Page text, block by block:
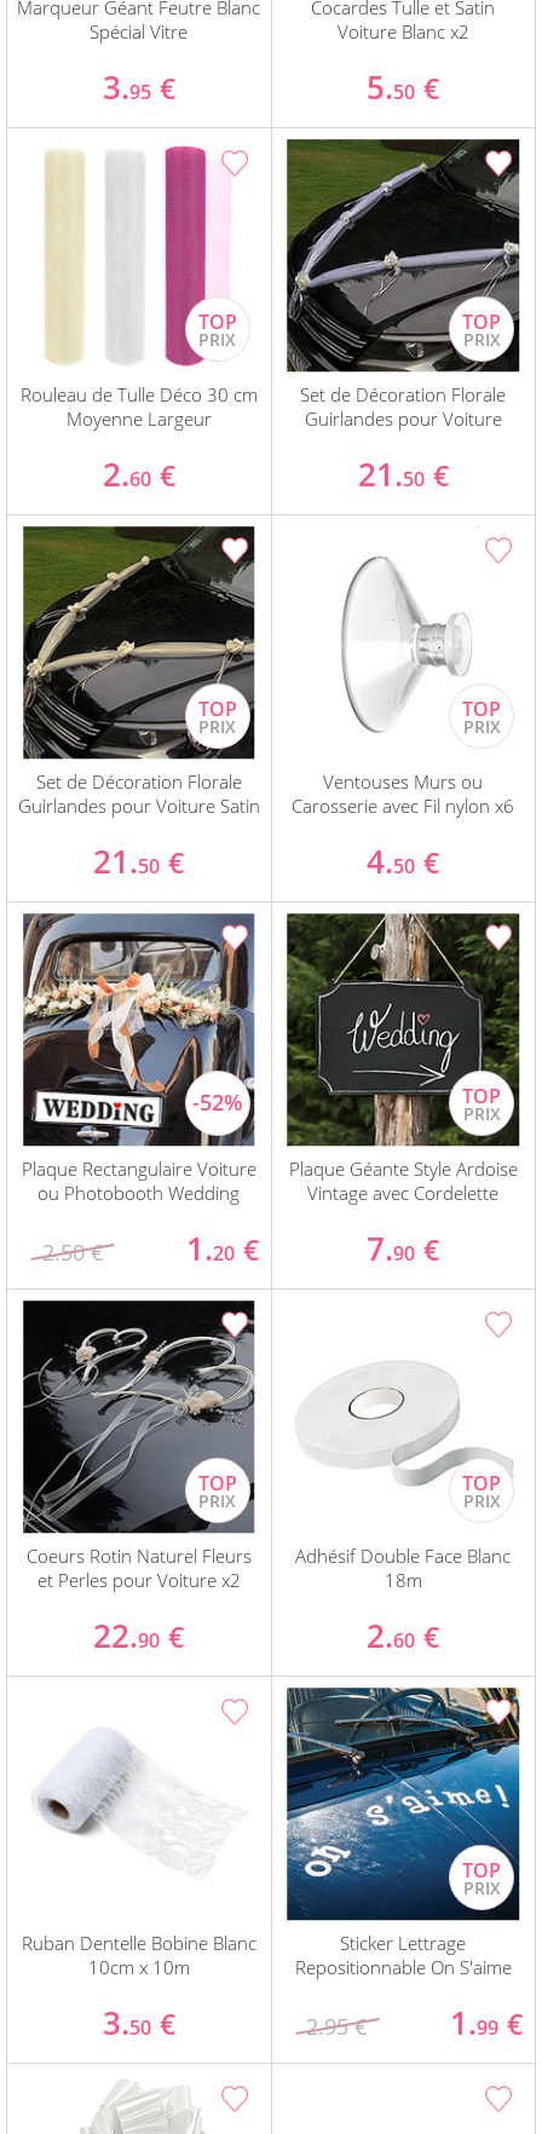
Marqueur Géant Feutre Blanc
Spécial Vitre
3.95 €
Cocardes Tulle et Satin
Voiture Blanc x2
5.50 €
Rouleau de Tulle Déco 30 cm
Moyenne Largeur
2.60 €
Set de Décoration Florale
Guirlandes pour Voiture
21.50 €
Set de Décoration Florale
Guirlandes pour Voiture Satin
21.50 €
Ventouses Murs ou
Carosserie avec Fil nylon x6
4.50 €
Plaque Rectangulaire Voiture
ou Photobooth Wedding
2.50 € 1.20 €
Plaque Géante Style Ardoise
Vintage avec Cordelette
7.90 €
Coeurs Rotin Naturel Fleurs
et Perles pour Voiture x2
22.90 €
Adhésif Double Face Blanc
18m
2.60 €
Ruban Dentelle Bobine Blanc
10cm x 10m
3.50 €
Sticker Lettrage
Repositionnable On S'aime
2.95 € 1.99 €